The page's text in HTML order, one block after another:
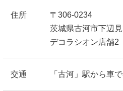
住所
〒306-0234
茨城県古河市下辺
デコラシオン店舗2
交通 「古河」駅から車